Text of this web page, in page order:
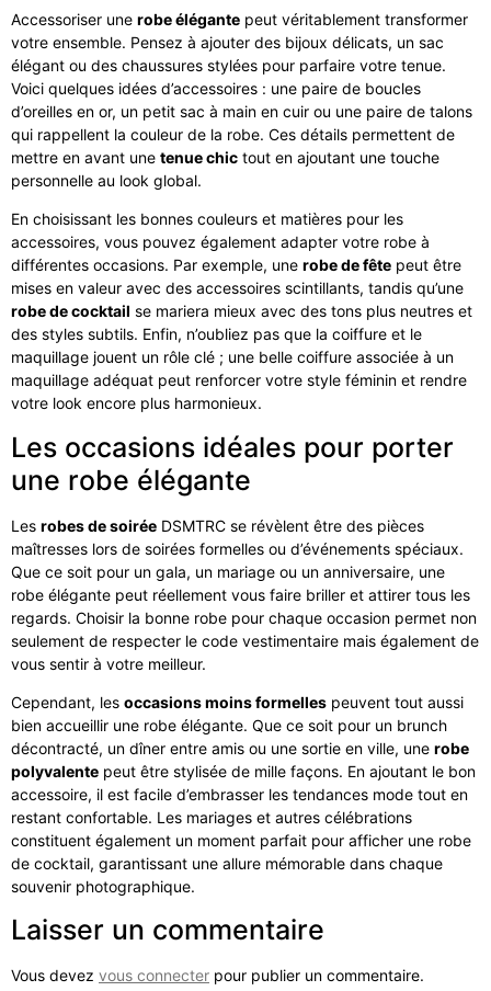
Accessoriser une robe élégante peut véritablement transformer
votre ensemble. Pensez à ajouter des bijoux délicats, un sac
élégant ou des chaussures stylées pour parfaire votre tenue.
Voici quelques idées d’accessoires : une paire de boucles
d’oreilles en or, un petit sac à main en cuir ou une paire de talons
qui rappellent la couleur de la robe. Ces détails permettent de
mettre en avant une tenue chic tout en ajoutant une touche
personnelle au look global.
En choisissant les bonnes couleurs et matières pour les
accessoires, vous pouvez également adapter votre robe à
différentes occasions. Par exemple, une robe de fête peut être
mises en valeur avec des accessoires scintillants, tandis qu’une
robe de cocktail se mariera mieux avec des tons plus neutres et
des styles subtils. Enfin, n’oubliez pas que la coiffure et le
maquillage jouent un rôle clé ; une belle coiffure associée à un
maquillage adéquat peut renforcer votre style féminin et rendre
votre look encore plus harmonieux.
Les occasions idéales pour porter
une robe élégante
Les robes de soirée DSMTRC se révèlent être des pièces
maîtresses lors de soirées formelles ou d’événements spéciaux.
Que ce soit pour un gala, un mariage ou un anniversaire, une
robe élégante peut réellement vous faire briller et attirer tous les
regards. Choisir la bonne robe pour chaque occasion permet non
seulement de respecter le code vestimentaire mais également de
vous sentir à votre meilleur.
Cependant, les occasions moins formelles peuvent tout aussi
bien accueillir une robe élégante. Que ce soit pour un brunch
décontracté, un dîner entre amis ou une sortie en ville, une robe
polyvalente peut être stylisée de mille façons. En ajoutant le bon
accessoire, il est facile d’embrasser les tendances mode tout en
restant confortable. Les mariages et autres célébrations
constituent également un moment parfait pour afficher une robe
de cocktail, garantissant une allure mémorable dans chaque
souvenir photographique.
Laisser un commentaire
Vous devez vous connecter pour publier un commentaire.